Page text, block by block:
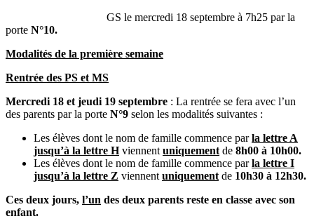
GS le mercredi 18 septembre à 7h25 par la
porte N°10.
Modalités de la première semaine
Rentrée des PS et MS
Mercredi 18 et jeudi 19 septembre : La rentrée se fera avec l’un
des parents par la porte N°9 selon les modalités suivantes :
Les élèves dont le nom de famille commence parla lettre A
jusqu’à la lettre Hviennent uniquement de 8h00 à 10h00.
Les élèves dont le nom de famille commence parla lettre I
jusqu’à la lettre Z viennent uniquement de 10h30 à 12h30.
Ces deux jours, l’un des deux parents reste en classe avec son
enfant.